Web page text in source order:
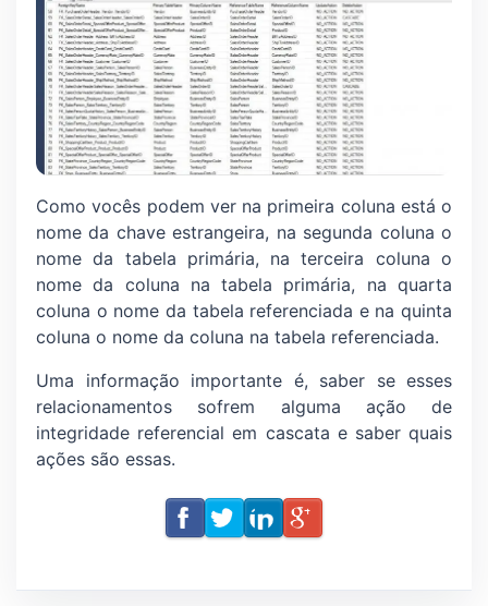
Como vocês podem ver na primeira coluna está o
nome da chave estrangeira, na segunda coluna o
nome da tabela primária, na terceira coluna o
nome da coluna na tabela primária, na quarta
coluna o nome da tabela referenciada e na quinta
coluna o nome da coluna na tabela referenciada.
Uma informação importante é, saber se esses
relacionamentos sofrem alguma ação de
integridade referencial em cascata e saber quais
ações são essas.